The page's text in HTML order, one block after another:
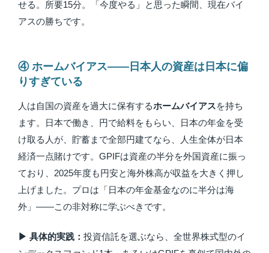
せる。所要15分。「今度やる」と思った瞬間、現在バイ
アスの勝ちです。
④ ホームバイアス——日本人の資産は日本に偏
りすぎている
人は自国の資産を過大に保有するホームバイアスを持ち
ます。日本で働き、円で給料をもらい、日本の年金を受
け取る人が、貯蓄まで全部円建てなら、人生全体が日本
経済一点賭けです。GPIFは資産の半分を外国資産に振っ
ており、2025年度も円安と海外株高が収益を大きく押し
上げました。プロは「日本の年金基金なのに半分は海
外」——この非対称に学ぶべきです。
▶ 具体的実践： 投資信託を選ぶなら、全世界株式型のイ